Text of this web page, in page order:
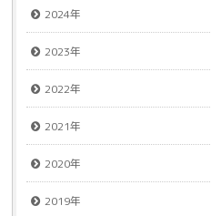
2024年
2023年
2022年
2021年
2020年
2019年